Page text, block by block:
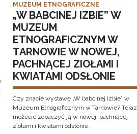
MUZEUM ETNOGRAFICZNE
„W BABCINEJ IZBIE” W
MUZEUM
ETNOGRAFICZNYM W
TARNOWIE W NOWEJ,
PACHNĄCEJ ZIOŁAMI I
KWIATAMI ODSŁONIE
Czy znacie wystawę „W babcinej izbie” w
Muzeum Etnograficznym w Tarnowie? Teraz
możecie zobaczyć ją w nowej, pachnącej
ziołami i kwiatami odsłonie.